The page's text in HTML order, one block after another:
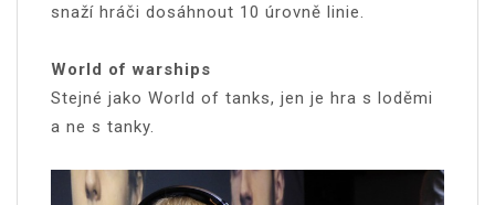
snaží hráči dosáhnout 10 úrovně linie.
World of warships
Stejné jako World of tanks, jen je hra s loděmi
a ne s tanky.